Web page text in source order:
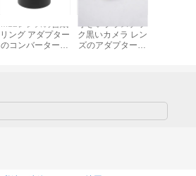
M12レンズの台紙
リング アダプター
のコンバーターが
小さいプラスチッ
ク黒いカメラ レン
ズのアダプターは